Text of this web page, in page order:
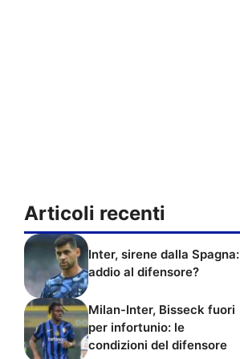
Articoli recenti
Inter, sirene dalla Spagna:
addio al difensore?
Milan-Inter, Bisseck fuori
per infortunio: le
condizioni del difensore